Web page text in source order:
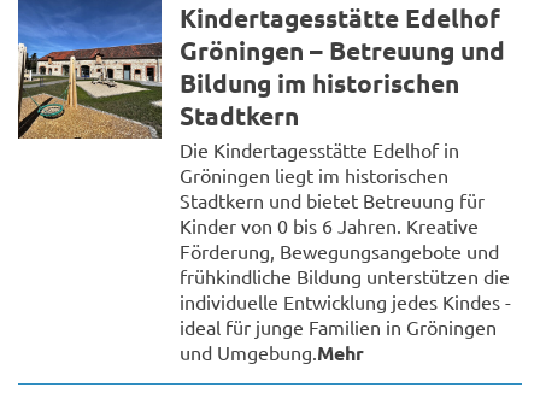
Kindertagesstätte Edelhof
Gröningen – Betreuung und
Bildung im historischen
Stadtkern
Die Kindertagesstätte Edelhof in
Gröningen liegt im historischen
Stadtkern und bietet Betreuung für
Kinder von 0 bis 6 Jahren. Kreative
Förderung, Bewegungsangebote und
frühkindliche Bildung unterstützen die
individuelle Entwicklung jedes Kindes -
ideal für junge Familien in Gröningen
und Umgebung.Mehr